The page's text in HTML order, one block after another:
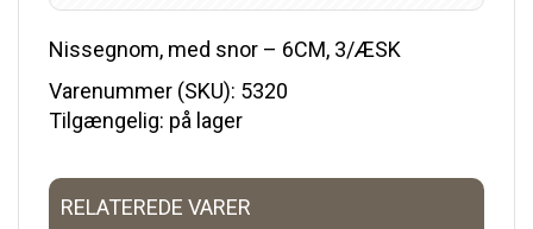
Nissegnom, med snor – 6CM, 3/ÆSK
Varenummer (SKU): 5320
Tilgængelig: på lager
RELATEREDE VARER